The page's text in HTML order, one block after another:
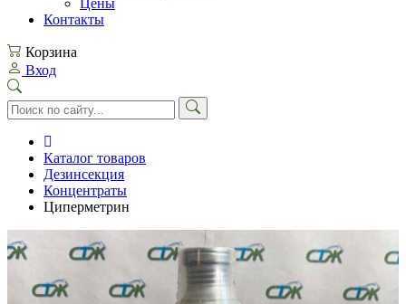
Цены
Контакты
Корзина
Вход
Каталог товаров
Дезинсекция
Концентраты
Циперметрин